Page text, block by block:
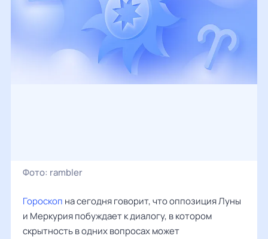
Фото: rambler
Гороскоп на сегодня говорит, что оппозиция Луны
и Меркурия побуждает к диалогу, в котором
скрытность в одних вопросах может